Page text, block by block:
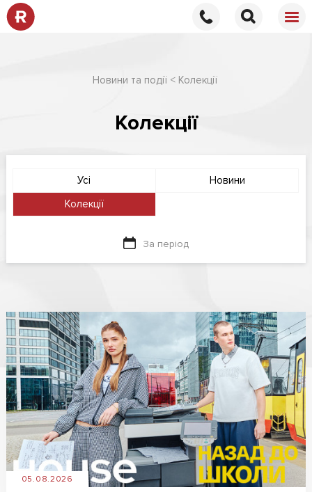
Новини та події Колекції
Колекції
Усі
Новини
Колекції
За період
05.08.2026